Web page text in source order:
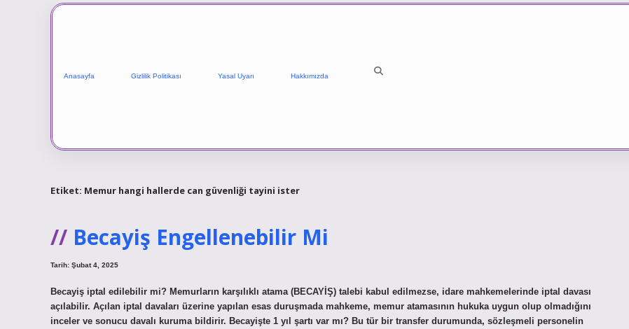
Anasayfa Gizlilik Politikası Yasal Uyarı Hakkımızda
Etiket: Memur hangi hallerde can güvenliği tayini ister
Becayiş Engellenebilir Mi
Tarih: Şubat 4, 2025
Becayiş iptal edilebilir mi? Memurların karşılıklı atama (BECAYİŞ) talebi kabul edilmezse, idare mahkemelerinde iptal davası
açılabilir. Açılan iptal davaları üzerine yapılan esas duruşmada mahkeme, memur atamasının hukuka uygun olup olmadığını
inceler ve sonucu davalı kuruma bildirir. Becayişte 1 yıl şartı var mı? Bu tür bir transfer durumunda, sözleşmeli personelin